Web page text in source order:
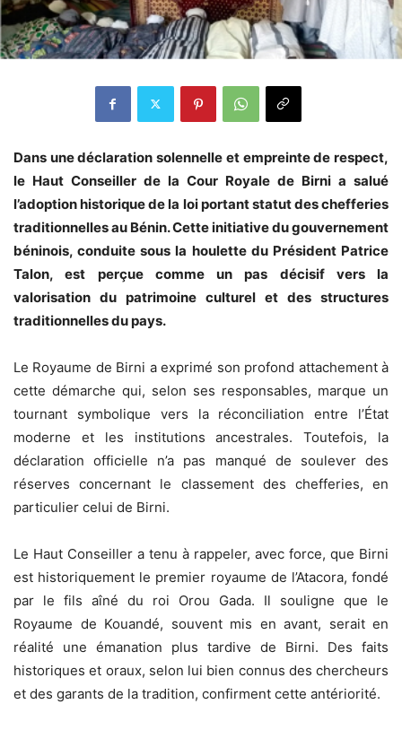
Dans une déclaration solennelle et empreinte de respect,
le Haut Conseiller de la Cour Royale de Birni a salué
l’adoption historique de la loi portant statut des chefferies
traditionnelles au Bénin. Cette initiative du gouvernement
béninois, conduite sous la houlette du Président Patrice
Talon, est perçue comme un pas décisif vers la
valorisation du patrimoine culturel et des structures
traditionnelles du pays.
Le Royaume de Birni a exprimé son profond attachement à
cette démarche qui, selon ses responsables, marque un
tournant symbolique vers la réconciliation entre l’État
moderne et les institutions ancestrales. Toutefois, la
déclaration officielle n’a pas manqué de soulever des
réserves concernant le classement des chefferies, en
particulier celui de Birni.
Le Haut Conseiller a tenu à rappeler, avec force, que Birni
est historiquement le premier royaume de l’Atacora, fondé
par le fils aîné du roi Orou Gada. Il souligne que le
Royaume de Kouandé, souvent mis en avant, serait en
réalité une émanation plus tardive de Birni. Des faits
historiques et oraux, selon lui bien connus des chercheurs
et des garants de la tradition, confirment cette antériorité.